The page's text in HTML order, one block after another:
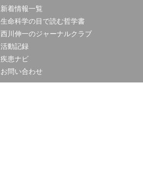
新着情報一覧
生命科学の目で読む哲学書
西川伸一のジャーナルクラブ
活動記録
疾患ナビ
お問い合わせ